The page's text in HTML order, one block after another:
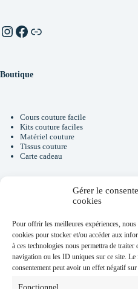
Gérer le
cookies
Pour offrir les meilleures expériences,
cookies pour stocker et/ou accéder aux
à ces technologies nous permettra de
navigation ou les ID uniques sur ce site.
consentement peut avoir un effet négatif
Instagram
Facebook
Linktr.ee
Boutique
Cours couture facile
Kits couture faciles
Matériel couture
Tissus couture
Carte cadeau
Je m'inscris à la newsletter et je
renseigne mon Email
Email